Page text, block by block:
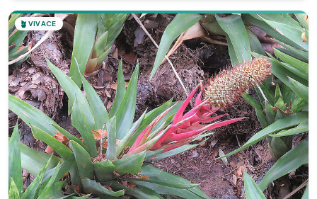
🪴 VIVACE